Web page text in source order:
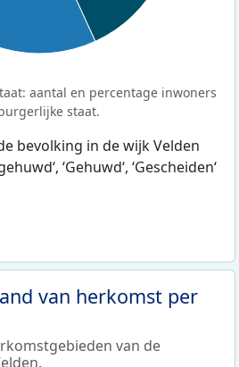
aantal en percentage inwoners
staat.
bevolking in de wijk Velden
‘Gehuwd‘, ‘Gescheiden‘
van herkomst per
van de